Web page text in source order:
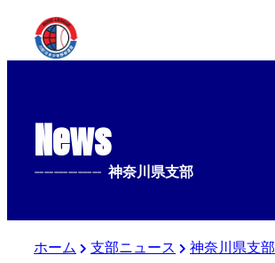
News
-------------- 神奈川県支部
ホーム 支部ニュース
神奈川県支部